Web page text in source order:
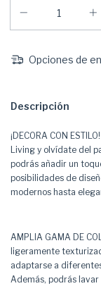
Opciones de
Descripción
¡DECORA CON
Living y olvídate del
podrás añadir un
posibilidades de
modernos hasta
AMPLIA GAMA DE
ligeramente
adaptarse a
Además, podrás